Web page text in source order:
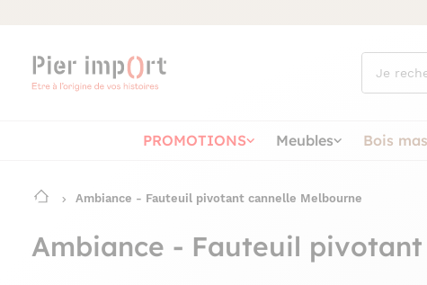
cherchez
vous ?
PROMOTIONS Meubles Bois
Ambiance - Fauteuil pivotant cannelle Melbourne
Ambiance - Fauteuil